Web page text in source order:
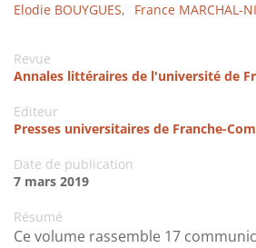
Elodie BOUYGUES, France MARCHAL-
Revue
Annales littéraires de l'université de
Editeur
Presses universitaires de Franche-
Date de publication
7 mars 2019
Résumé
Ce volume rassemble 17